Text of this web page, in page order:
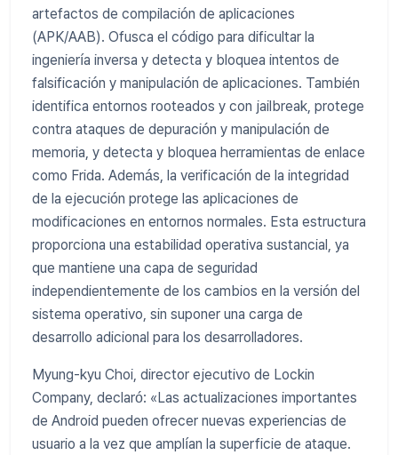
artefactos de compilación de aplicaciones
(APK/AAB). Ofusca el código para dificultar la
ingeniería inversa y detecta y bloquea intentos de
falsificación y manipulación de aplicaciones. También
identifica entornos rooteados y con jailbreak, protege
contra ataques de depuración y manipulación de
memoria, y detecta y bloquea herramientas de enlace
como Frida. Además, la verificación de la integridad
de la ejecución protege las aplicaciones de
modificaciones en entornos normales. Esta estructura
proporciona una estabilidad operativa sustancial, ya
que mantiene una capa de seguridad
independientemente de los cambios en la versión del
sistema operativo, sin suponer una carga de
desarrollo adicional para los desarrolladores.
Myung-kyu Choi, director ejecutivo de Lockin
Company, declaró: «Las actualizaciones importantes
de Android pueden ofrecer nuevas experiencias de
usuario a la vez que amplían la superficie de ataque.